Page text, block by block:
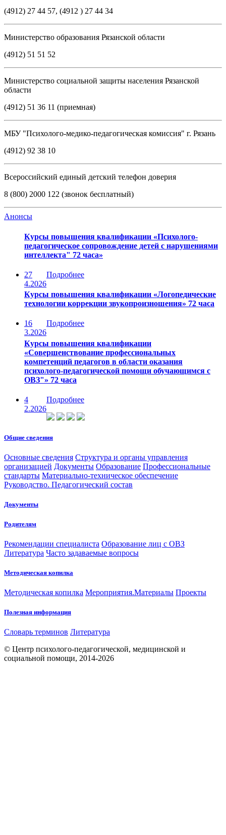
(4912) 27 44 57, (4912 ) 27 44 34
Министерство образования Рязанской области
(4912) 51 51 52
Министерство социальной защиты населения Рязанской
области
(4912) 51 36 11 (приемная)
МБУ "Психолого-медико-педагогическая комиссия" г. Рязань
(4912) 92 38 10
Всероссийский единый детский телефон доверия
8 (800) 2000 122 (звонок бесплатный)
Анонсы
Курсы повышения квалификации «Психолого-
педагогическое сопровождение детей с нарушениями
интеллекта" 72 часа»
27
4.2026
Подробнее
Курсы повышения квалификации «Логопедические
технологии коррекции звукопроизношения» 72 часа
16
3.2026
Подробнее
Курсы повышения квалификации
«Совершенствование профессиональных
компетенций педагогов в области оказания
психолого-педагогической помощи обучающимся с
ОВЗ"» 72 часа
4
2.2026
Подробнее
Общие сведения
Основные сведения Структура и органы управления
организацией Документы Образование Профессиональные
стандарты Материально-техническое обеспечение
Руководство. Педагогический состав
Документы
Родителям
Рекомендации специалиста Образование лиц с ОВЗ
Литература Часто задаваемые вопросы
Методическая копилка
Методическая копилка Мероприятия.Материалы Проекты
Полезная информация
Словарь терминов Литература
© Центр психолого-педагогической, медицинской и
социальной помощи, 2014-2026